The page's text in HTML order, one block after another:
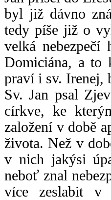
byl již dávno
tedy píše již o
velká
Domiciána, a to
praví i sv. Irenej,
Sv. Jan psal
církve, ke
založení v době
života. Než v
v nich jakýsi
neboť znal
více zeslabit v